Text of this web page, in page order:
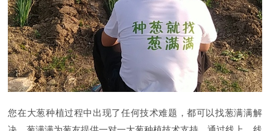
您在大葱种植过程中出现了任何技术难题，都可以找葱满满解